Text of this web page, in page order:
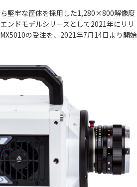
堅牢な筐体を採用した1,280×800解像度
ンドモデルシリーズとして2021年にリリ
の受注を、2021年7月14日より開始